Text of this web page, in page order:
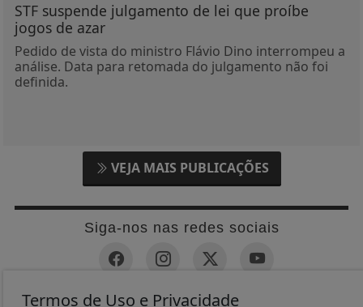
STF suspende julgamento de lei que proíbe
jogos de azar
Pedido de vista do ministro Flávio Dino interrompeu a
análise. Data para retomada do julgamento não foi
definida.
VEJA MAIS PUBLICAÇÕES
Siga-nos nas redes sociais
Termos de Uso e Privacidade